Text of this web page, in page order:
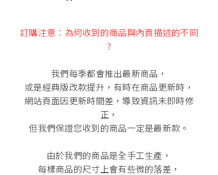
訂購注意：為何收到的商品與內頁描述的不同
?
我們每季都會推出最新商品，
或是經典版改款提升，有時在商品更新時，
網站頁面因更新時間差，導致資訊未即時修
正，
但我們保證您收到的商品一定是最新款。
由於我們的商品是全手工生產，
每樣商品的尺寸上會有些微的落差，